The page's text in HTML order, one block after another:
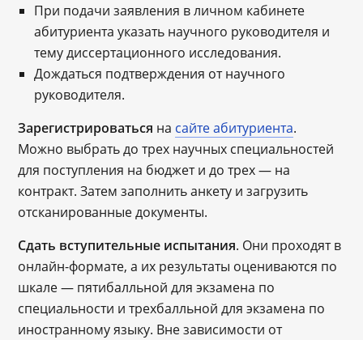
При подачи заявления в личном кабинете
абитуриента указать научного руководителя и
тему диссертационного исследования.
Дождаться подтверждения от научного
руководителя.
Зарегистрироваться на сайте абитуриента.
Можно выбрать до трех научных специальностей
для поступления на бюджет и до трех — на
контракт. Затем заполнить анкету и загрузить
отсканированные документы.
Сдать вступительные испытания. Они проходят в
онлайн-формате, а их результаты оцениваются по
шкале — пятибалльной для экзамена по
специальности и трехбалльной для экзамена по
иностранному языку. Вне зависимости от